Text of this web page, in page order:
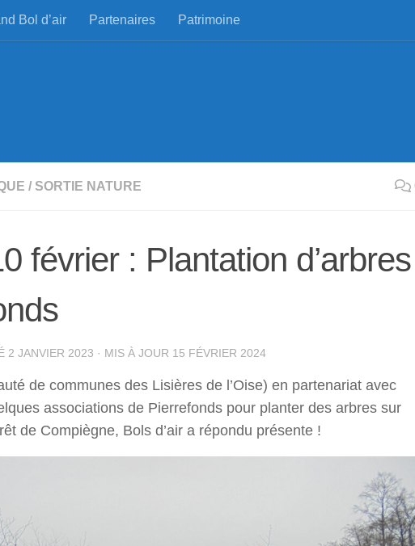
Bol d’air Partenaires Patrimoine
/ SORTIE NATURE
février : Plantation d’arbres
2 JANVIER 2023 · MIS À JOUR 15 FÉVRIER 2024
de communes des Lisières de l’Oise) en partenariat avec
associations de Pierrefonds pour planter des arbres sur
de Compiègne, Bols d’air a répondu présente !